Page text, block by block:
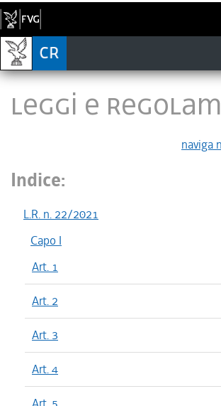
LEGGI E
naviga
Indice:
L.R. n. 22/2021
Capo I
Art. 1
Art. 2
Art. 3
Art. 4